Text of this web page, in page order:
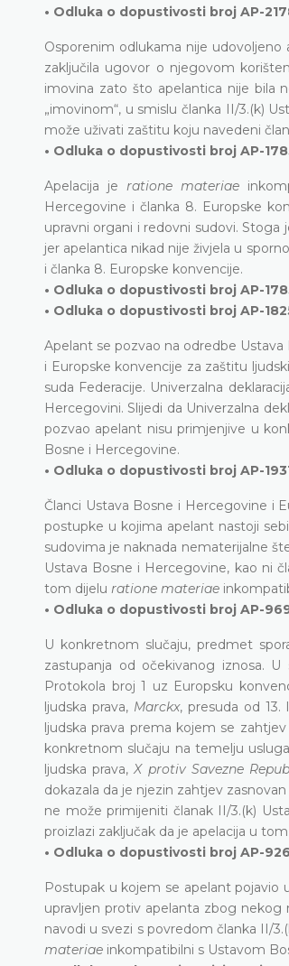
• Odluka o dopustivosti broj AP-
Osporenim odlukama nije
zaključila ugovor o njegovom
imovina zato što apelantica nije bila
„imovinom“, u smislu članka II/3.(k)
može uživati zaštitu koju navedeni
• Odluka o dopustivosti broj AP-
Apelacija je ratione materiae
Hercegovine i članka 8. Europske
upravni organi i redovni sudovi.
jer apelantica nikad nije živjela u
i članka 8. Europske konvencije.
• Odluka o dopustivosti broj AP-
• Odluka o dopustivosti broj AP-
Apelant se pozvao na odredbe
i Europske konvencije za zaštitu
suda Federacije. Univerzalna
Hercegovini. Slijedi da Univerzalna
pozvao apelant nisu primjenjive u
Bosne i Hercegovine.
• Odluka o dopustivosti broj AP-
Članci Ustava Bosne i Hercegovine i
postupke u kojima apelant nastoji
sudovima je naknada nematerijalne
Ustava Bosne i Hercegovine, kao ni
tom dijelu ratione materiae
• Odluka o dopustivosti broj AP-
U konkretnom slučaju, predmet
zastupanja od očekivanog iznosa.
Protokola broj 1 uz Europsku
ljudska prava, Marckx, presuda od 13.
ljudska prava prema kojem se
konkretnom slučaju na temelju
ljudska prava,X protiv Savezne
dokazala da je njezin zahtjev
ne može primijeniti članak II/3.(k)
proizlazi zaključak da je apelacija u
• Odluka o dopustivosti broj AP-
Postupak u kojem se apelant pojavio
upravljen protiv apelanta zbog nekog
navodi u svezi s povredom članka II/
materiae inkompatibilni s Ustavom